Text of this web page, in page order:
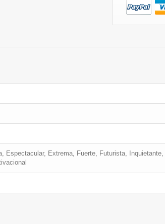
Espectacular, Extrema, Fuerte, Futurista,